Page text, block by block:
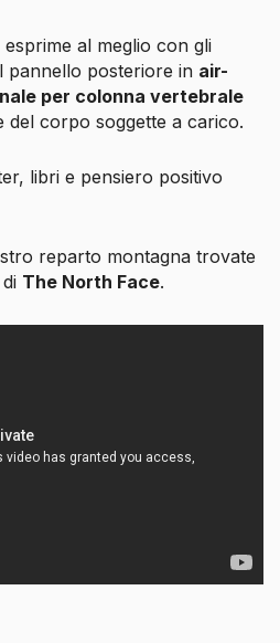
esprime al meglio con gli
pannello posteriore in air-
per colonna vertebrale
corpo soggette a carico.
libri e pensiero positivo
reparto montagna trovate
The North Face.